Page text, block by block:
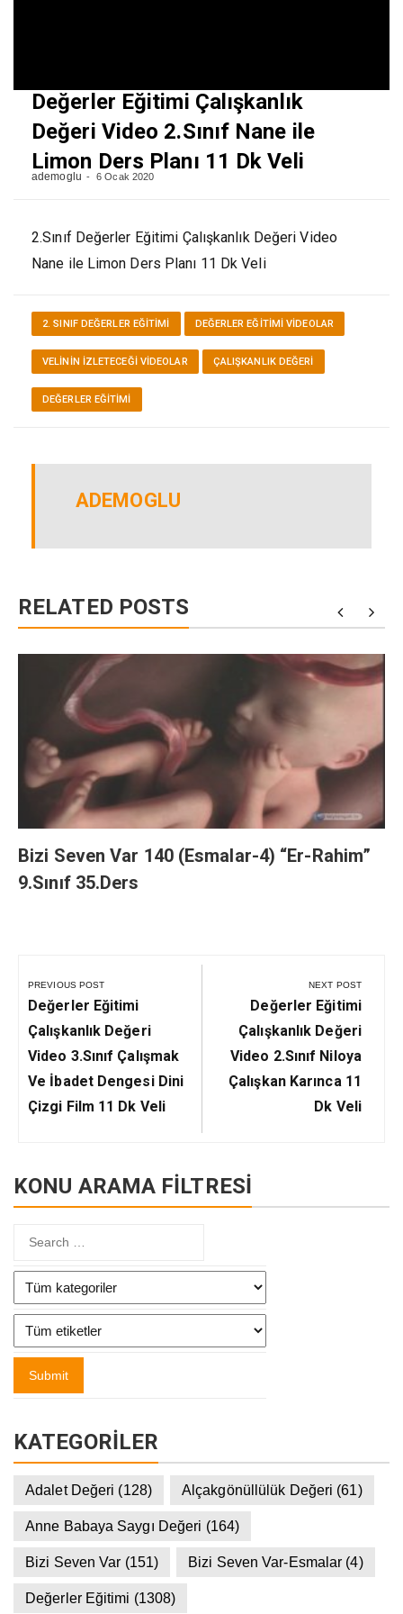
Değerler Eğitimi Çalışkanlık
Değeri Video 2.Sınıf Nane ile
Limon Ders Planı 11 Dk Veli
ademoglu 6 Ocak 2020
2.Sınıf Değerler Eğitimi Çalışkanlık Değeri Video
Nane ile Limon Ders Planı 11 Dk Veli
2. SINIF DEĞERLER EĞITIMI DEĞERLER EĞITIMI VİDEOLAR
VELININ İZLETECEĞI VIDEOLAR ÇALIŞKANLIK DEĞERI
DEĞERLER EĞITIMI
ADEMOGLU
RELATED POSTS
Bizi Seven Var 140 (Esmalar-4) “Er-Rahim”
9.Sınıf 35.Ders
gezinmesi
PREVIOUS POST
Previous
Post:
Değerler Eğitimi
Çalışkanlık Değeri
Video 3.Sınıf Çalışmak
Ve İbadet Dengesi Dini
Çizgi Film 11 Dk Veli
NEXT POST
Next
Post:
Değerler Eğitimi
Çalışkanlık Değeri
Video 2.Sınıf Niloya
Çalışkan Karınca 11
Dk Veli
KONU ARAMA FİLTRESİ
KATEGORILER
Adalet Değeri (128) Alçakgönüllülük Değeri (61)
Anne Babaya Saygı Değeri (164)
Bizi Seven Var (151) Bizi Seven Var-Esmalar (4)
Değerler Eğitimi (1308)